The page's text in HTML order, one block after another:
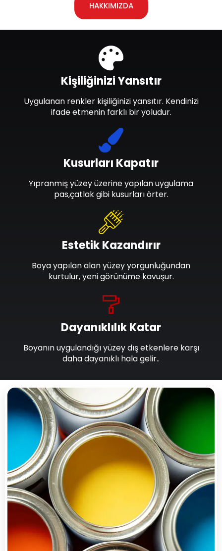
HAKKIMIZDA
Dayanıklılık Katar
Boyanın uygulandığı yüzey dış etkenlere karşı
daha dayanıklı hala gelir..
Estetik Kazandırır
Boya yapılan alan yüzey yorgunluğundan
kurtulur, yeni görünüme kavuşur.
Kusurları Kapatır
Yıpranmış yüzey üzerine yapılan uygulama
pas,çatlak gibi kusurları örter.
Kişiliğinizi Yansıtır
Uygulanan renkler kişiliğinizi yansıtır. Kendinizi
ifade etmenin farklı bir yoludur.